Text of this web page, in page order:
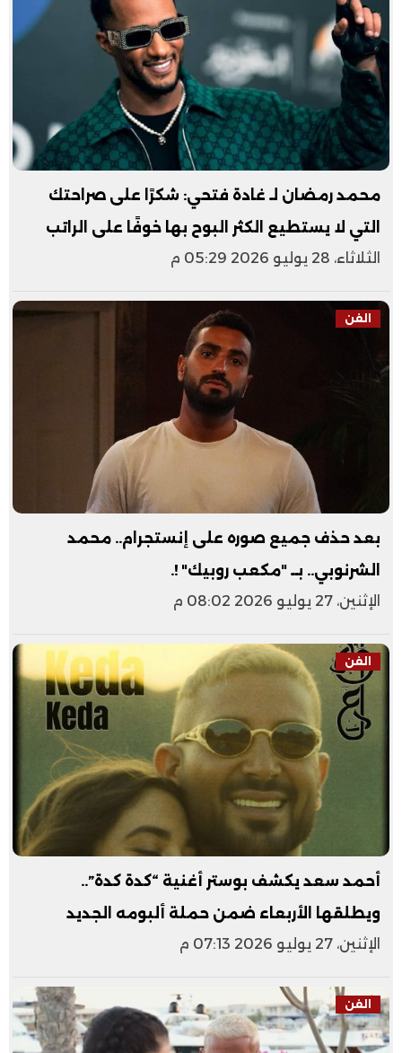
محمد رمضان لـ غادة فتحي: شكرًا على صراحتك
التي لا يستطيع الكثر البوح بها خوفًا على الراتب
الثلاثاء، 28 يوليو 2026 05:29 م
الفن
بعد حذف جميع صوره على إنستجرام.. محمد
الشرنوبي.. بــ "مكعب روبيك" !.
الإثنين، 27 يوليو 2026 08:02 م
الفن
أحمد سعد يكشف بوستر أغنية “كدة كدة”..
ويطلقها الأربعاء ضمن حملة ألبومه الجديد
الإثنين، 27 يوليو 2026 07:13 م
الفن